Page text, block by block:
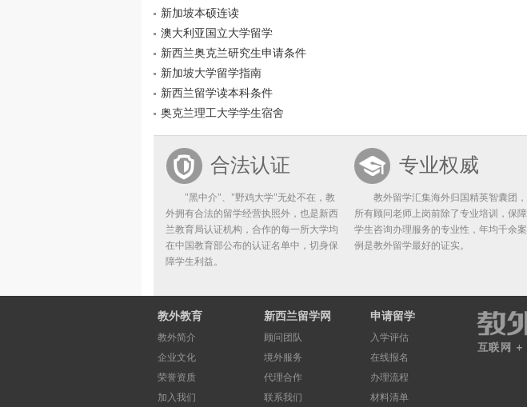
新加坡本硕连读
澳大利亚国立大学留学
新西兰奥克兰研究生申请条件
新加坡大学留学指南
新西兰留学读本科条件
奥克兰理工大学学生宿舍
合法认证
"黑中介"、"野鸡大学"无处不在，教
外拥有合法的留学经营执照外，也是新西
兰教育局认证机构，合作的每一所大学均
在中国教育部公布的认证名单中，切身保
障学生利益。
专业权威
教外留学汇集海外归国精英智囊团，
所有顾问老师上岗前除了专业培训，保障
学生咨询办理服务的专业性，年均千余案
例是教外留学最好的证实。
教外教育
教外简介
企业文化
荣誉资质
加入我们
新西兰留学网
顾问团队
境外服务
代理合作
联系我们
申请留学
入学评估
在线报名
办理流程
材料清单